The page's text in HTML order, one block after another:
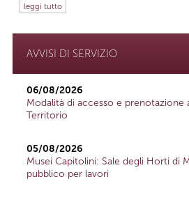
leggi tutto
AVVISI DI SERVIZIO
06/08/2026
Modalità di accesso e prenotazione
Territorio
05/08/2026
Musei Capitolini: Sale degli Horti di
pubblico per lavori